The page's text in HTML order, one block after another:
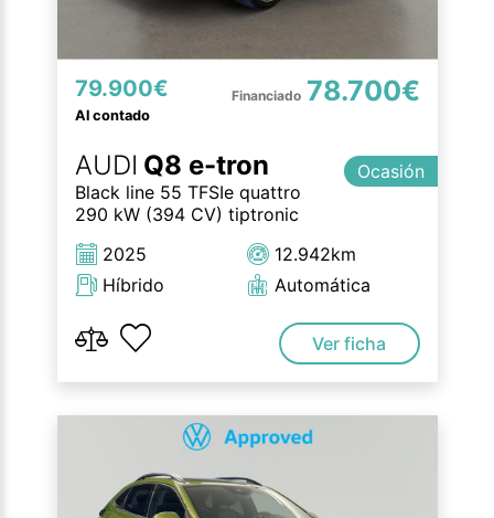
79.900€
Al contado
78.700€
AUDI Q8 e-tron
Black line 55 TFSIe quattro
290 kW (394 CV) tiptronic
Ocasión
2025
Híbrido
12.942km
Automática
Ver ficha